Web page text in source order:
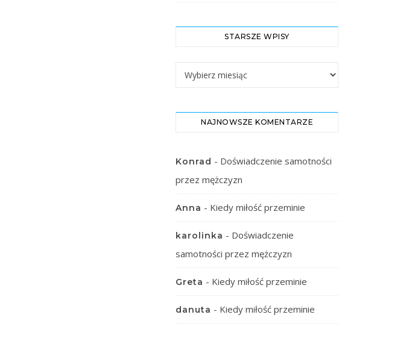
STARSZE WPISY
Starsze Wpisy
NAJNOWSZE KOMENTARZE
Konrad - Doświadczenie samotności
przez mężczyzn
Anna - Kiedy miłość przeminie
karolinka - Doświadczenie
samotności przez mężczyzn
Greta - Kiedy miłość przeminie
danuta - Kiedy miłość przeminie